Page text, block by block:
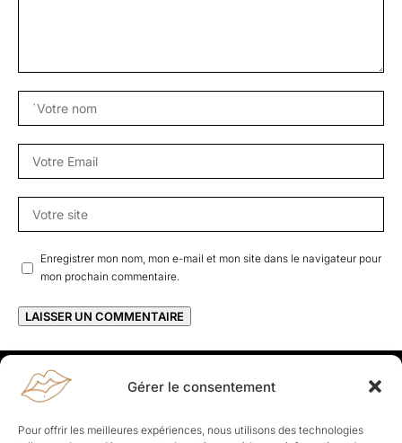
Gérer le consentement
Pour offrir les meilleures expériences, nous utilisons des technologies
Enregistrer mon nom, mon e-mail et mon site dans le navigateur pour
mon prochain commentaire.
Rapporteuses
À propos de Rapporteuses :Rapporteuses, c’est l’histoire de